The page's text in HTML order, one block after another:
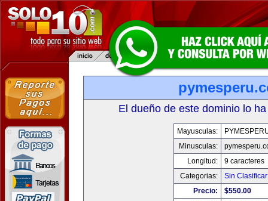
El dueño de este dominio lo
Mayusculas:
Minusculas:
Longitud:
9 caracteres
Categorias:
Sin Clasificar
Precio:
$550.00